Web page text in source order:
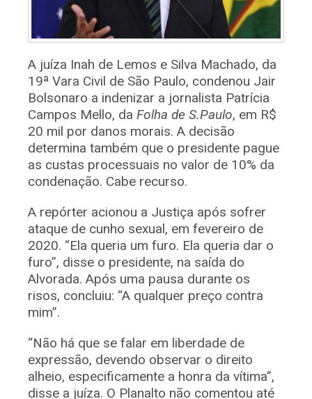
A juíza Inah de Lemos e Silva Machado, da
19ª Vara Civil de São Paulo, condenou Jair
Bolsonaro a indenizar a jornalista Patrícia
Campos Mello, da Folha de S.Paulo, em R$
20 mil por danos morais. A decisão
determina também que o presidente pague
as custas processuais no valor de 10% da
condenação. Cabe recurso.
A repórter acionou a Justiça após sofrer
ataque de cunho sexual, em fevereiro de
2020. “Ela queria um furo. Ela queria dar o
furo”, disse o presidente, na saída do
Alvorada. Após uma pausa durante os
risos, concluiu: “A qualquer preço contra
mim”.
“Não há que se falar em liberdade de
expressão, devendo observar o direito
alheio, especificamente a honra da vítima”,
disse a juíza. O Planalto não comentou até